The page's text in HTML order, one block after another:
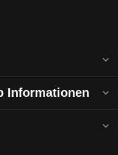
Informationen